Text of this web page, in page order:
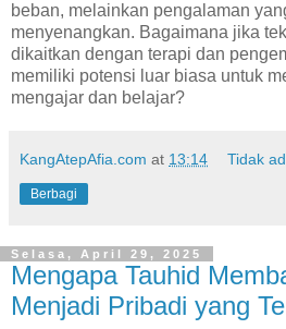
beban, melainkan pengalaman
menyenangkan. Bagaimana jika
dikaitkan dengan terapi dan
memiliki potensi luar biasa untuk
mengajar dan belajar?
KangAtepAfia.com at 13:14 Tidak
Berbagi
Selasa, April 29, 2025
Mengapa Tauhid
Menjadi Pribadi yang